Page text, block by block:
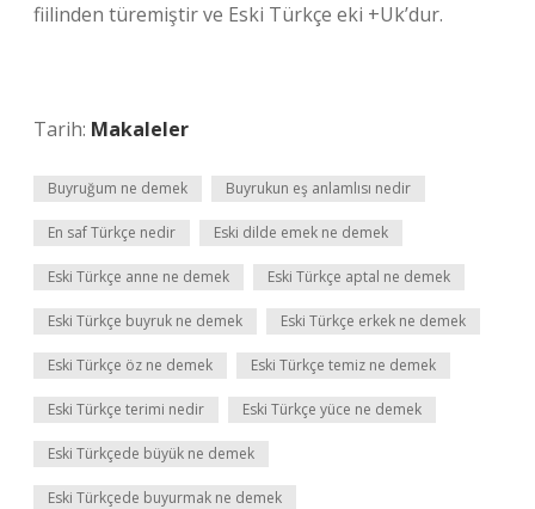
fiilinden türemiştir ve Eski Türkçe eki +Uk’dur.
Tarih: Makaleler
Buyruğum ne demek Buyrukun eş anlamlısı nedir
En saf Türkçe nedir Eski dilde emek ne demek
Eski Türkçe anne ne demek Eski Türkçe aptal ne demek
Eski Türkçe buyruk ne demek Eski Türkçe erkek ne demek
Eski Türkçe öz ne demek Eski Türkçe temiz ne demek
Eski Türkçe terimi nedir Eski Türkçe yüce ne demek
Eski Türkçede büyük ne demek
Eski Türkçede buyurmak ne demek